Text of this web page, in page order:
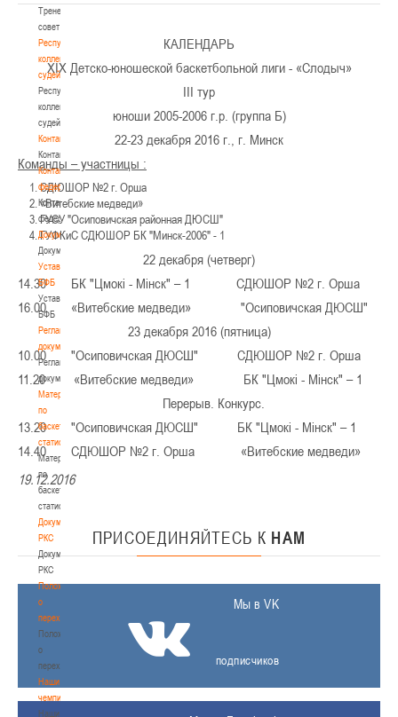
Тренерский
совет
Республиканская
коллегия
судей
Республиканская
коллегия
судей
Контакты
Контакты
Контакты
федерации
Контакты
федерации
Документы
Документы
Устав
БФБ
Устав
БФБ
Регламентирующие
документы
Регламентирующие
документы
Материалы
по
баскетбольной
статистике
Материалы
по
баскетбольной
статистике
Документы
РКС
Документы
РКС
Положение
о
переходах
Положение
о
переходах
Наши
чемпионы
Наши
КАЛЕНДАРЬ
ХIX Детско-юношеской баскетбольной лиги - «Слодыч»
III тур
юноши 2005-2006 г.р. (группа Б)
22-23 декабря 2016 г., г. Минск
Команды – участницы :
СДЮШОР №2 г. Орша
«Витебские медведи»
ГУСУ "Осиповичская районная ДЮСШ"
ГУФКиС СДЮШОР БК "Минск-2006" - 1
22 декабря (четверг)
14.30 БК "Цмокi - Мiнск" – 1 СДЮШОР №2 г. Орша
16.00 «Витебские медведи» "Осиповичская ДЮСШ"
23 декабря 2016 (пятница)
10.00 "Осиповичская ДЮСШ" СДЮШОР №2 г. Орша
11.20 «Витебские медведи» БК "Цмокi - Мiнск" – 1
Перерыв. Конкурс.
13.20 "Осиповичская ДЮСШ" БК "Цмокi - Мiнск" – 1
14.40 СДЮШОР №2 г. Орша «Витебские медведи»
19.12.2016
ПРИСОЕДИНЯЙТЕСЬ К НАМ
Мы в VK
подписчиков